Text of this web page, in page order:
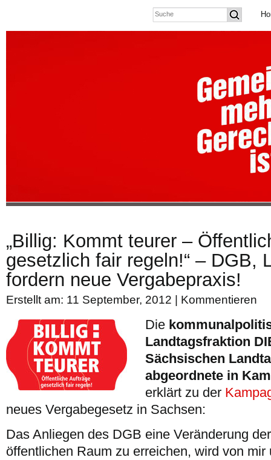
„Billig: Kommt teurer –
gesetzlich fair regeln!“ – DGB,
fordern neue Vergabepraxis!
Erstellt am: 11 September, 2012 | Kommentieren
Die
Landtagsfraktion
Sächsischen
abgeordnete in
erklärt zu der
neues Vergabegesetz in Sachsen:
Das Anliegen des DGB eine Veränderung
öffentlichen Raum zu erreichen, wird von mir